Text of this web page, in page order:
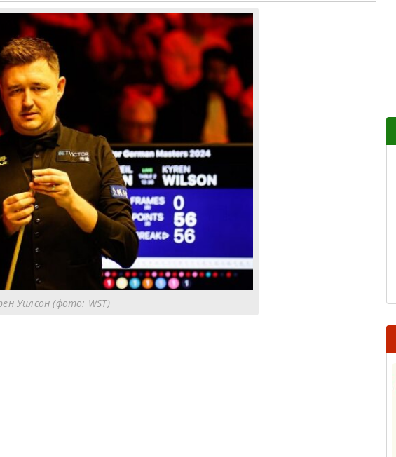
Уилсон (фото: WST)